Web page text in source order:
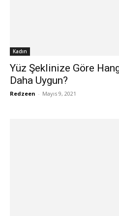
Kadın
Yüz Şeklinize Göre
Daha Uygun?
Redzeen - Mayıs 9, 2021